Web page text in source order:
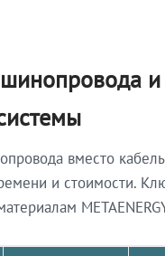
и
вместо
и стоимости.